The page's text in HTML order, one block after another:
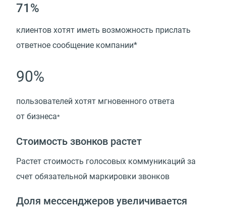
71%
клиентов хотят иметь возможность прислать
ответное сообщение компании*
90%
пользователей хотят мгновенного ответа
от бизнеса*
Стоимость звонков растет
Растет стоимость голосовых коммуникаций за
счет обязательной маркировки звонков
Доля мессенджеров увеличивается